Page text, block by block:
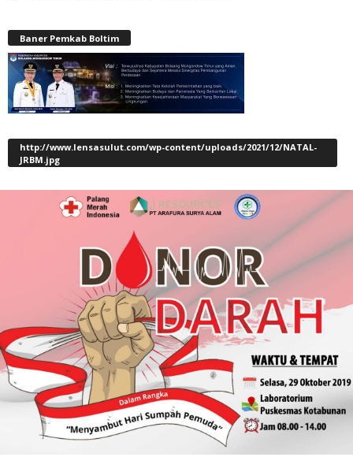
Baner Pemkab Boltim
http://www.lensasulut.com/wp-content/uploads/2021/12/NATAL-
JRBM.jpg